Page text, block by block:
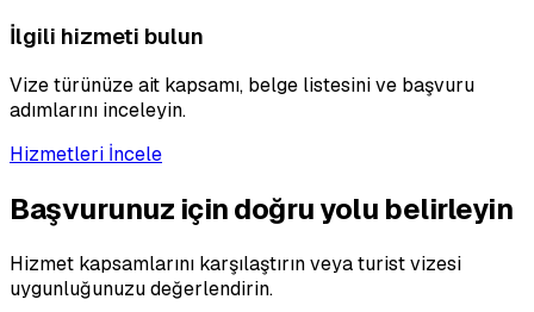
İlgili hizmeti bulun
Vize türünüze ait kapsamı, belge listesini ve başvuru
adımlarını inceleyin.
Hizmetleri İncele
Başvurunuz için doğru yolu belirleyin
Hizmet kapsamlarını karşılaştırın veya turist vizesi
uygunluğunuzu değerlendirin.